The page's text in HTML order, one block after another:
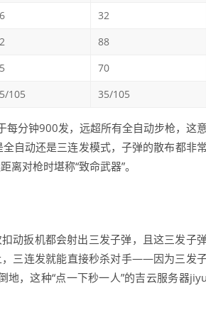
32
88
70
105 35/105
每分钟900发，远超所有全自动步枪，这意
自动还是三连发模式，子弹的散布都非常
对枪时堪称“致命武器”。
动扳机都会射出三发子弹，且这三发子
，三连发就能直接秒杀对手——因为三发
，这种“点一下秒一人”的吉云服务器jiyu